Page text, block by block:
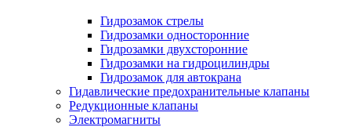
Гидрозамок стрелы
Гидрозамки односторонние
Гидрозамки двухсторонние
Гидрозамки на гидроцилиндры
Гидрозамок для автокрана
Гидавлические предохранительные клапаны
Редукционные клапаны
Электромагниты